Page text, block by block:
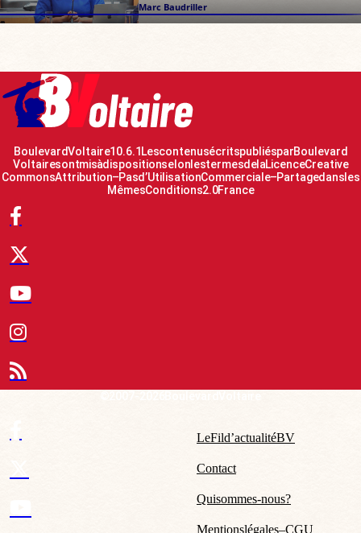
Marc Baudriller
Boulevard Voltaire 10.6.1 Les contenus écrits publiés par Boulevard
Voltaire sont mis à disposition selon les termes de la Licence Creative
Commons Attribution – Pas d’Utilisation Commerciale – Partage dans les
Mêmes Conditions 2.0 France
Le Fil d’actualité BV
Contact
Qui sommes-nous ?
Mentions légales – CGU